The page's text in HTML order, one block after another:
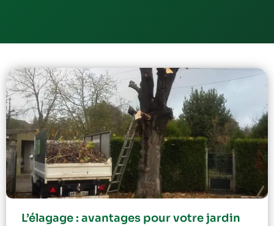
L’élagage : avantages pour votre jardin